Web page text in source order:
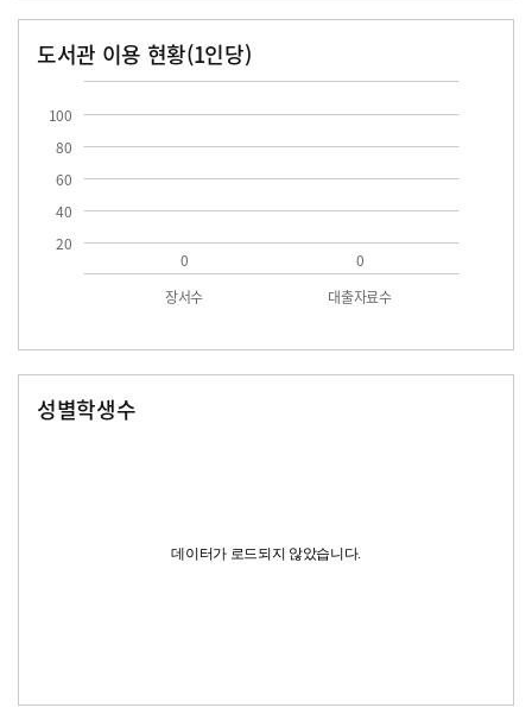
도서관 이용 현황(1인당)
20
40
60
80
100
장서수 대출자료수
0 0
성별학생수
데이터가 로드되지 않았습니다.